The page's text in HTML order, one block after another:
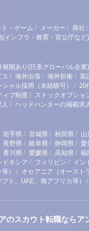
ト・ゲーム / メーカー / 商社 /
(インフラ・教育・官公庁など)
展開あり(日系グローバル企業)
ス / 海外出張 / 海外折衝 / 英
シャル採用（未経験可） / 20
ィブ制度/ ストックオプショ
/ ヘッドハンターの掲載求
岩手県 / 宮城県 / 秋田県 / 山
長野県 / 岐阜県 / 静岡県 / 愛
香川県 / 愛媛県 / 高知県 / 福
ドネシア / フィリピン / イン
）
/ オセアニア（オースト
プト、UAE、南アフリカ等）
/
のスカウト転職ならア